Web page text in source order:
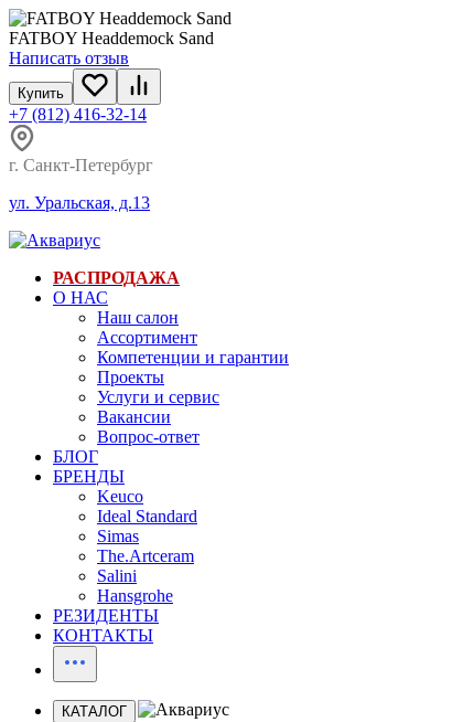
FATBOY Headdemock Sand
Написать отзыв
Купить
+7 (812) 416-32-14
г. Санкт-Петербург
ул. Уральская, д.13
РАСПРОДАЖА
О НАС
Наш салон
Ассортимент
Компетенции и гарантии
Проекты
Услуги и сервис
Вакансии
Вопрос-ответ
БЛОГ
БРЕНДЫ
Keuco
Ideal Standard
Simas
The.Artceram
Salini
Hansgrohe
РЕЗИДЕНТЫ
КОНТАКТЫ
КАТАЛОГ